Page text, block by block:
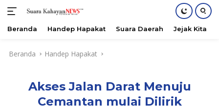
Beranda Handep Hapakat Suara Daerah Jejak Kita
Beranda Handep Hapakat
Akses Jalan Darat Menuju
Cemantan mulai Dilirik